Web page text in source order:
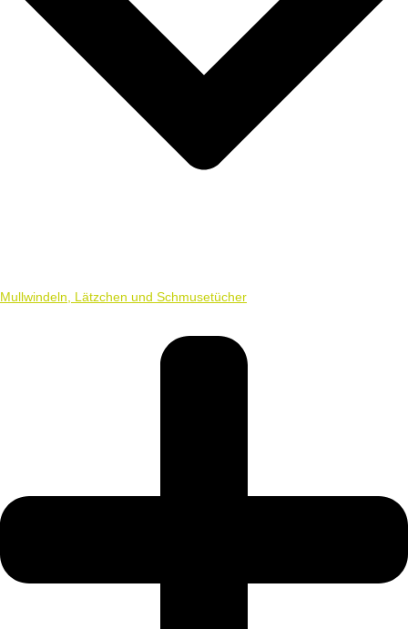
Mullwindeln, Lätzchen und Schmusetücher